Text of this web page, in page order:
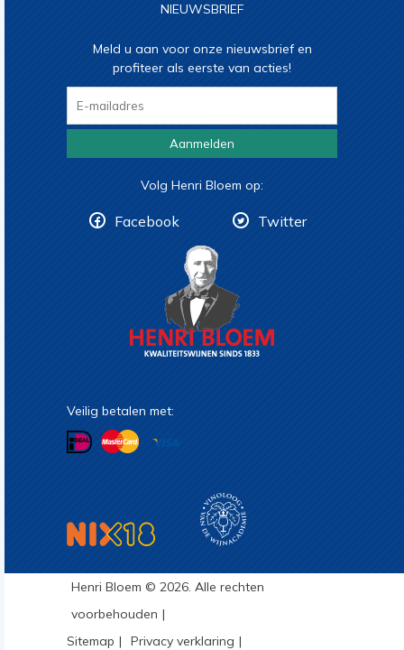
NIEUWSBRIEF
Meld u aan voor onze nieuwsbrief en
profiteer als eerste van acties!
Aanmelden
Volg Henri Bloem op:
Facebook Twitter
Veilig betalen met:
Henri Bloem © 2026. Alle rechten
voorbehouden
Sitemap
Privacy verklaring